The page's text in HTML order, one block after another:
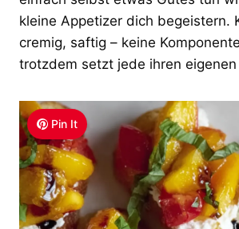
kleine Appetizer dich begeistern.
cremig, saftig – keine
trotzdem setzt jede ihren
Pin It